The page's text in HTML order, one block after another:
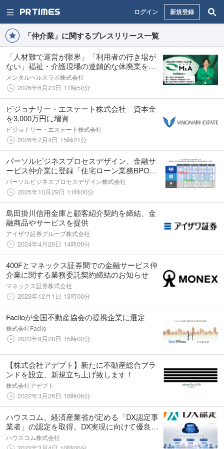
ログイン 新規登録
「仲介業」に関するプレスリリース一覧
「人材難で運営が限界」「利用者の行き場が
ない」福祉・介護現場の連鎖的な休廃業を防
ぐ、売却手数料0円の福祉医療介護特化型事業
承継支援『メンラボM&A』開始
メンタルヘルスラボ株式会社
2026年6月23日 11時50分
ビジョナリー・エステート株式会社 資本金
を3,000万円に増資
ビジョナリー・エステート株式会社
2026年2月4日 15時21分
パーソルビジネスプロセスデザイン、金融サ
ービス仲介業に登録「住宅ローン業務BPOサ
ービス」の提供範囲を拡大
パーソルビジネスプロセスデザイン株式会社
2025年10月29日 11時00分
島田掛川信用金庫と顧客紹介契約を締結、金
融商品やサービスを提供
アイザワ証券グループ株式会社
2024年4月26日 14時00分
400Fとマネックス証券間での金融サービス仲
介業に関する業務委託契約締結のお知らせ
マネックス証券株式会社
2023年12月1日 13時00分
Faciloが全国不動産協会の提携企業に選定
株式会社Facilo
2023年8月28日 15時00分
【株式会社アデプト】新たに不動産総合ブラ
ンドを設立、新規立ち上げ致します！
株式会社アデプト
2022年3月26日 16時06分
ハウスコム、経済産業省が定める「DX認定事
業者」の認定を取得。DX実現に向けて優良な
取り組みを行う事業者として選定。
ハウスコム株式会社